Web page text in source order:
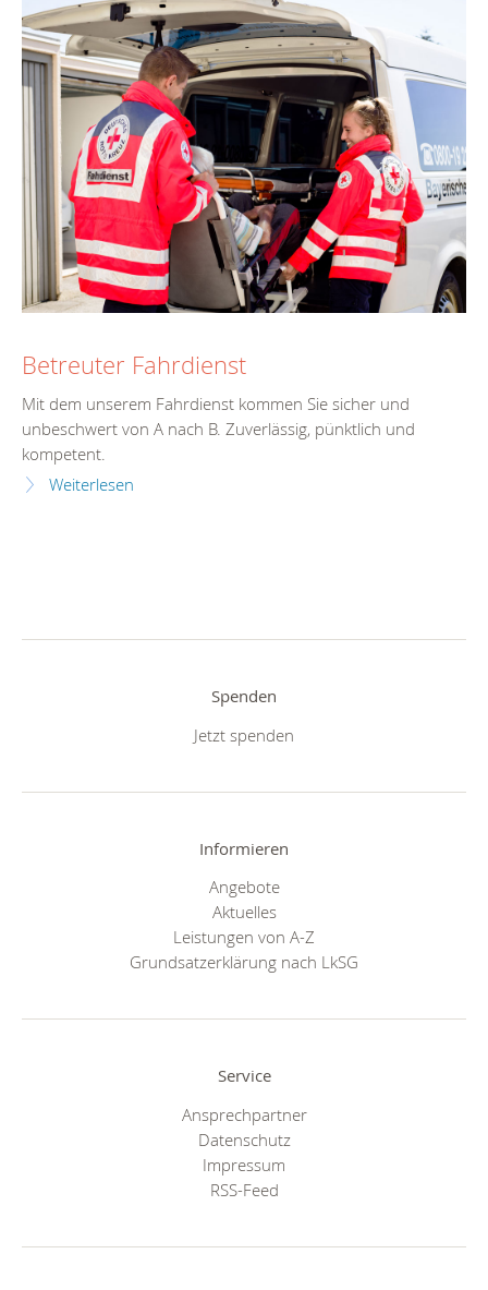
Betreuter Fahrdienst
Mit dem unserem Fahrdienst kommen Sie sicher und
unbeschwert von A nach B. Zuverlässig, pünktlich und
kompetent.
Weiterlesen
Spenden
Jetzt spenden
Informieren
Angebote
Aktuelles
Leistungen von A-Z
Grundsatzerklärung nach LkSG
Service
Ansprechpartner
Datenschutz
Impressum
RSS-Feed